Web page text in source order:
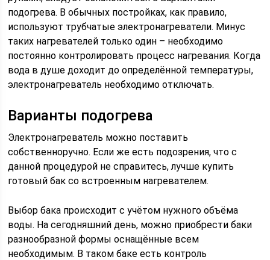
подогрева. В обычных постройках, как правило,
используют трубчатые электронагреватели. Минус
таких нагревателей только один – необходимо
постоянно контролировать процесс нагревания. Когда
вода в душе доходит до определённой температуры,
электронагреватель необходимо отключать.
Варианты подогрева
Электронагреватель можно поставить
собственноручно. Если же есть подозрения, что с
данной процедурой не справитесь, лучше купить
готовый бак со встроенным нагревателем.
Выбор бака происходит с учётом нужного объёма
воды. На сегодняшний день, можно приобрести баки
разнообразной формы оснащённые всем
необходимым. В таком баке есть контроль